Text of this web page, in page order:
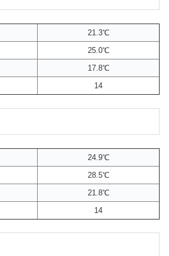
21.3℃
25.0℃
17.8℃
14
24.9℃
28.5℃
21.8℃
14